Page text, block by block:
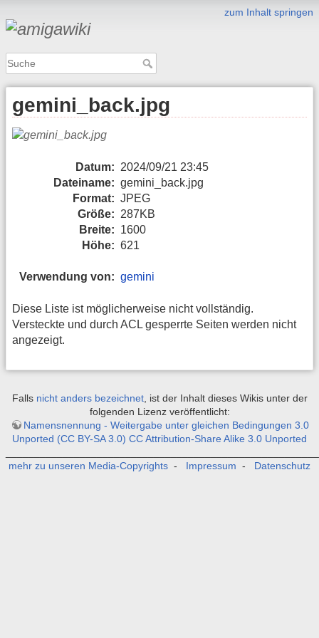
zum Inhalt springen
gemini_back.jpg
Datum: 2024/09/21 23:45
Dateiname: gemini_back.jpg
Format: JPEG
Größe: 287KB
Breite: 1600
Höhe: 621
Verwendung von: gemini
Diese Liste ist möglicherweise nicht vollständig.
Versteckte und durch ACL gesperrte Seiten werden nicht
angezeigt.
Falls nicht anders bezeichnet, ist der Inhalt dieses Wikis unter der
folgenden Lizenz veröffentlicht:
Namensnennung - Weitergabe unter gleichen Bedingungen 3.0
Unported (CC BY-SA 3.0) CC Attribution-Share Alike 3.0 Unported
mehr zu unseren Media-Copyrights - Impressum - Datenschutz